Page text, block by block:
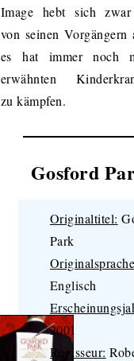
Image hebt sich
von seinen Vorgängern
es hat immer noch
erwähnten
zu kämpfen.
Gosford
Originaltitel:
Park
Englisch
2001
Regisseur: